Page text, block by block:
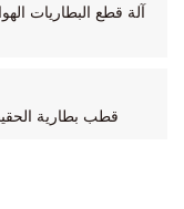
آلة قطع البطاريات
قطب بطارية